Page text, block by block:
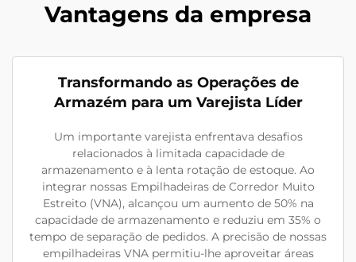
Vantagens da empresa
Transformando as Operações de
Armazém para um Varejista Líder
Um importante varejista enfrentava desafios
relacionados à limitada capacidade de
armazenamento e à lenta rotação de estoque. Ao
integrar nossas Empilhadeiras de Corredor Muito
Estreito (VNA), alcançou um aumento de 50% na
capacidade de armazenamento e reduziu em 35% o
tempo de separação de pedidos. A precisão de nossas
empilhadeiras VNA permitiu-lhe aproveitar áreas